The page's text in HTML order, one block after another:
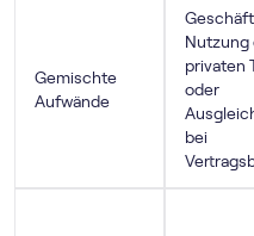
Gemischte
Aufwände
Nutzung
privaten
oder
bei